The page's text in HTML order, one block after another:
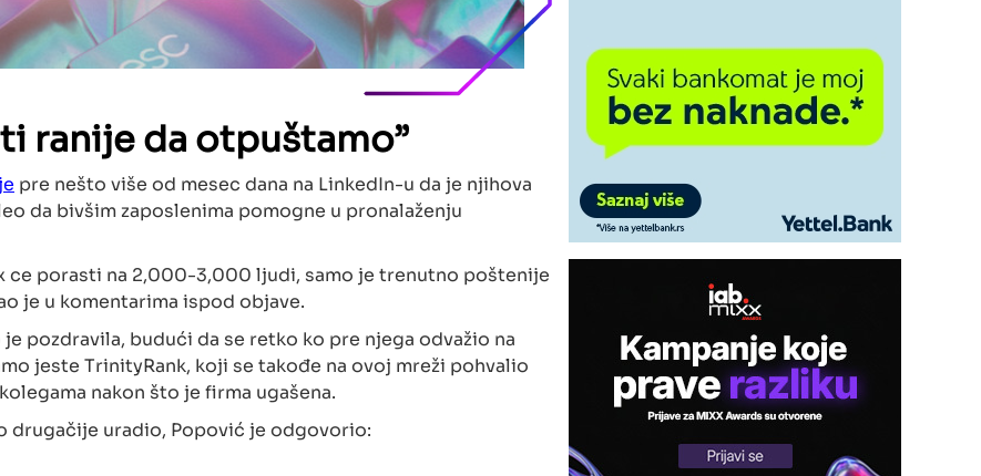
ranije da otpuštamo”
pre nešto više od mesec dana na LinkedIn-u da je njihova
da bivšim zaposlenima pomogne u pronalaženju
ce porasti na 2,000-3,000 ljudi, samo je trenutno poštenije
je u komentarima ispod objave.
pozdravila, budući da se retko ko pre njega odvažio na
jeste TrinityRank, koji se takođe na ovoj mreži pohvalio
nakon što je firma ugašena.
drugačije uradio, Popović je odgovorio: